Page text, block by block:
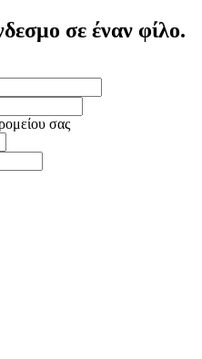
σε έναν φίλο.
σας